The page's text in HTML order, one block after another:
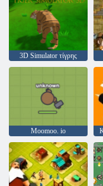
3D Simulator τίγρης
Moomoo. io